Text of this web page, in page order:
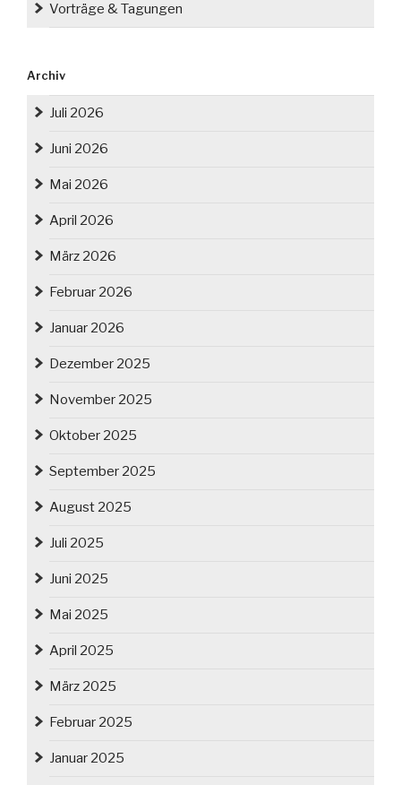
Vorträge & Tagungen
Archiv
Juli 2026
Juni 2026
Mai 2026
April 2026
März 2026
Februar 2026
Januar 2026
Dezember 2025
November 2025
Oktober 2025
September 2025
August 2025
Juli 2025
Juni 2025
Mai 2025
April 2025
März 2025
Februar 2025
Januar 2025